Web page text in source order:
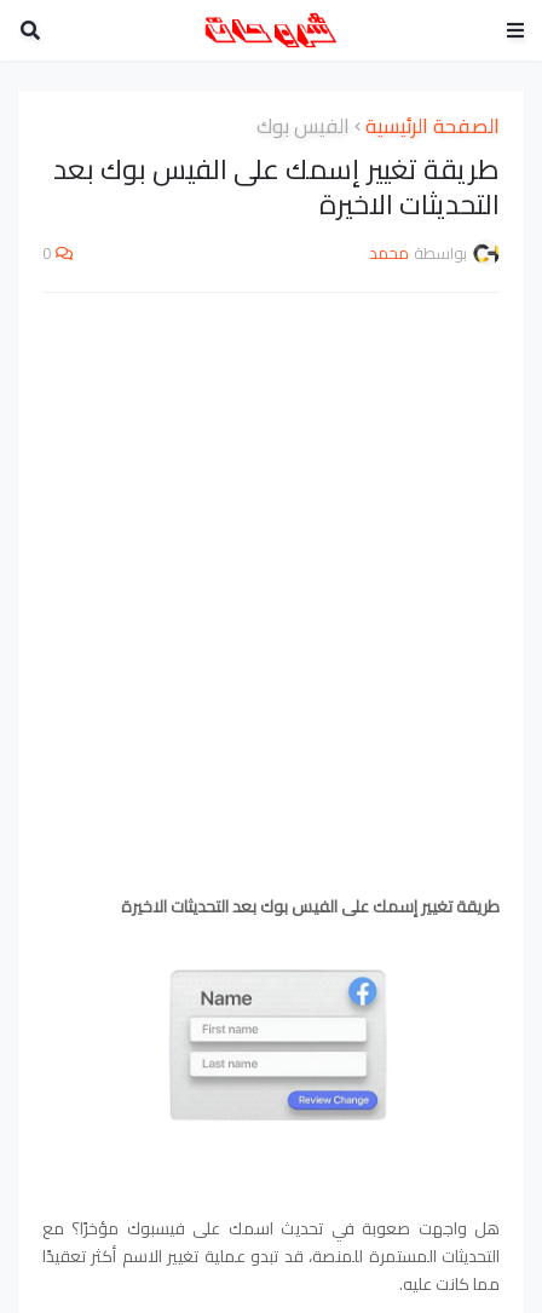
الصفحة الرئيسية الفيس بوك
طريقة تغيير إسمك على الفيس بوك بعد
التحديثات الاخيرة
بواسطة محمد 0
طريقة تغيير إسمك على الفيس بوك بعد التحديثات الاخيرة
هل واجهت صعوبة في تحديث اسمك على فيسبوك مؤخرًا؟ مع
التحديثات المستمرة للمنصة، قد تبدو عملية تغيير الاسم أكثر تعقيدًا
مما كانت عليه.